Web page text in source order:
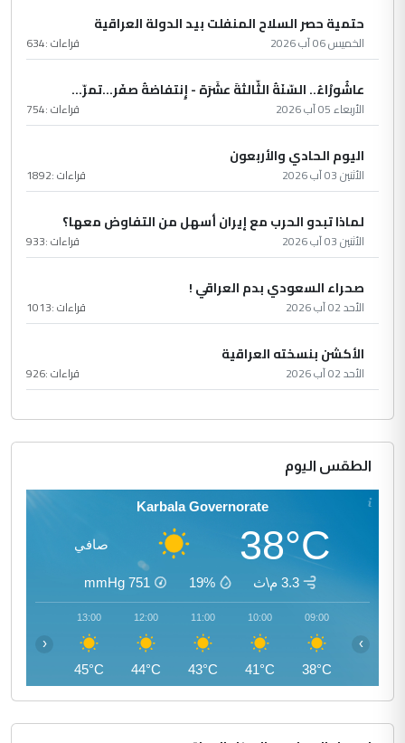
حتمية حصر السلاح المنفلت بيد الدولة العراقية
الخميس 06 آب 2026 قراءات :634
عاشُورْاءُ.. السّنَةُ الثّالثةَ عشَرَة - إِنتفاضةُ صفَر…تمرّ...
الأربعاء 05 آب 2026 قراءات :754
اليوم الحادي والأربعون
الأثنين 03 آب 2026 قراءات :1892
لماذا تبدو الحرب مع إيران أسهل من التفاوض معها؟
الأثنين 03 آب 2026 قراءات :933
صحراء السعودي بدم العراقي !
الأحد 02 آب 2026 قراءات :1013
الأكشن بنسخته العراقية
الأحد 02 آب 2026 قراءات :926
الطقس اليوم
Karbala Governorate
38°C صافي
3.3 م\ث 19%
751
mmHg
09:00
38°C
10:00
41°C
11:00
43°C
12:00
44°C
13:00
45°C
‹ ›